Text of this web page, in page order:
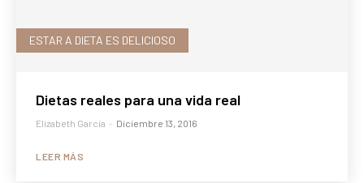
ESTAR A DIETA ES DELICIOSO
Dietas reales para una vida real
Elizabeth García - Diciembre 13, 2016
LEER MÁS